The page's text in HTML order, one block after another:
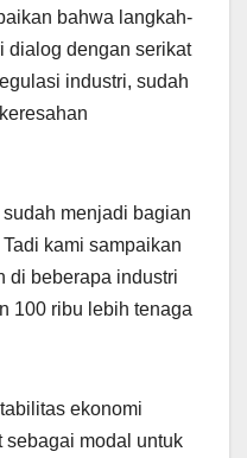
bahwa langkah-
dialog dengan serikat
industri, sudah
menjadi bagian
kami sampaikan
di beberapa industri
100 ribu lebih tenaga
ekonomi
sebagai modal untuk